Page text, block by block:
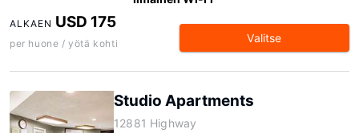
ALKAEN USD 175
per huone / yötä kohti Valitse
Studio Apartments
12881 Highway